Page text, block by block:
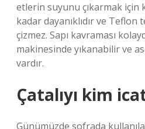
etlerin suyunu çıkarmak için
kadar dayanıklıdır ve Teflon
çizmez. Sapı kavraması
makinesinde yıkanabilir ve
vardır.
Çatalıyı kim
Günümüzde sofrada